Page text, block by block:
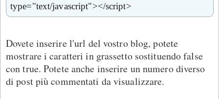
type="text/javascript"></script>
Dovete inserire l'url del vostro blog, potete
mostrare i caratteri in grassetto sostituendo false
con true. Potete anche inserire un numero diverso
di post più commentati da visualizzare.